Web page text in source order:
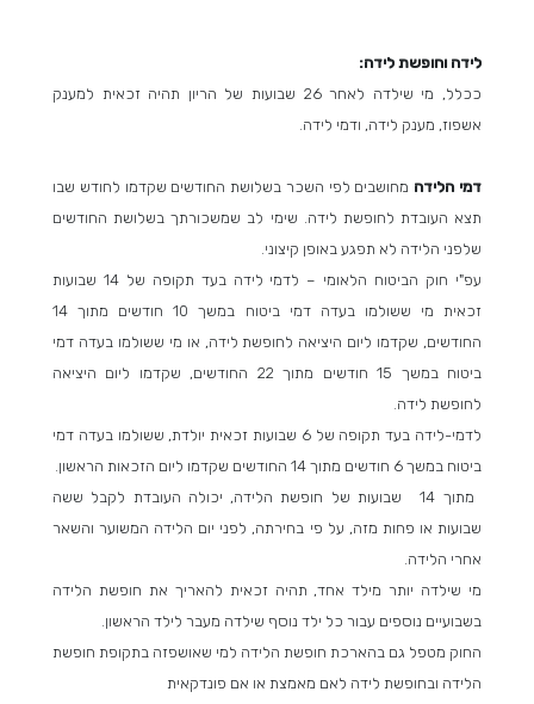
לידה וחופשת לידה:
ככלל, מי שילדה לאחר 26 שבועות של הריון תהיה זכאית למענק
אשפוז, מענק לידה, ודמי לידה.
דמי הלידה מחושבים לפי השכר בשלושת החודשים שקדמו לחודש שבו
תצא העובדת לחופשת לידה. שימי לב שמשכורתך בשלושת החודשים
שלפני הלידה לא תפגע באופן קיצוני.
עפ"י חוק הביטוח הלאומי – לדמי לידה בעד תקופה של 14 שבועות
זכאית מי ששולמו בעדה דמי ביטוח במשך 10 חודשים מתוך 14
החודשים, שקדמו ליום היציאה לחופשת לידה, או מי ששולמו בעדה דמי
ביטוח במשך 15 חודשים מתוך 22 החודשים, שקדמו ליום היציאה
לחופשת לידה.
לדמי-לידה בעד תקופה של 6 שבועות זכאית יולדת, ששולמו בעדה דמי
ביטוח במשך 6 חודשים מתוך 14 החודשים שקדמו ליום הזכאות הראשון.
מתוך 14 שבועות של חופשת הלידה, יכולה העובדת לקבל ששה
שבועות או פחות מזה, על פי בחירתה, לפני יום הלידה המשוער והשאר
אחרי הלידה.
מי שילדה יותר מילד אחד, תהיה זכאית להאריך את חופשת הלידה
בשבועיים נוספים עבור כל ילד נוסף שילדה מעבר לילד הראשון.
החוק מטפל גם בהארכת חופשת הלידה למי שאושפזה בתקופת חופשת
הלידה ובחופשת לידה לאם מאמצת או אם פונדקאית